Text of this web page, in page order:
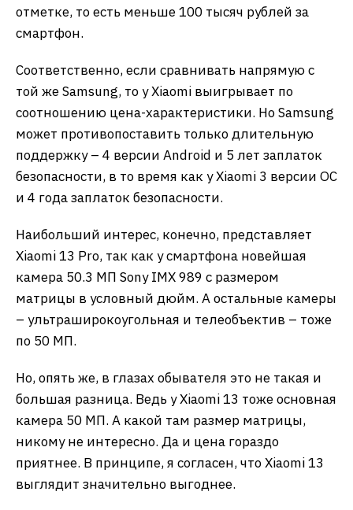
отметке, то есть меньше 100 тысяч рублей за
смартфон.
Соответственно, если сравнивать напрямую с
той же Samsung, то у Xiaomi выигрывает по
соотношению цена-характеристики. Но Samsung
может противопоставить только длительную
поддержку – 4 версии Android и 5 лет заплаток
безопасности, в то время как у Xiaomi 3 версии ОС
и 4 года заплаток безопасности.
Наибольший интерес, конечно, представляет
Xiaomi 13 Pro, так как у смартфона новейшая
камера 50.3 МП Sony IMX 989 с размером
матрицы в условный дюйм. А остальные камеры
– ультраширокоугольная и телеобъектив – тоже
по 50 МП.
Но, опять же, в глазах обывателя это не такая и
большая разница. Ведь у Xiaomi 13 тоже основная
камера 50 МП. А какой там размер матрицы,
никому не интересно. Да и цена гораздо
приятнее. В принципе, я согласен, что Xiaomi 13
выглядит значительно выгоднее.